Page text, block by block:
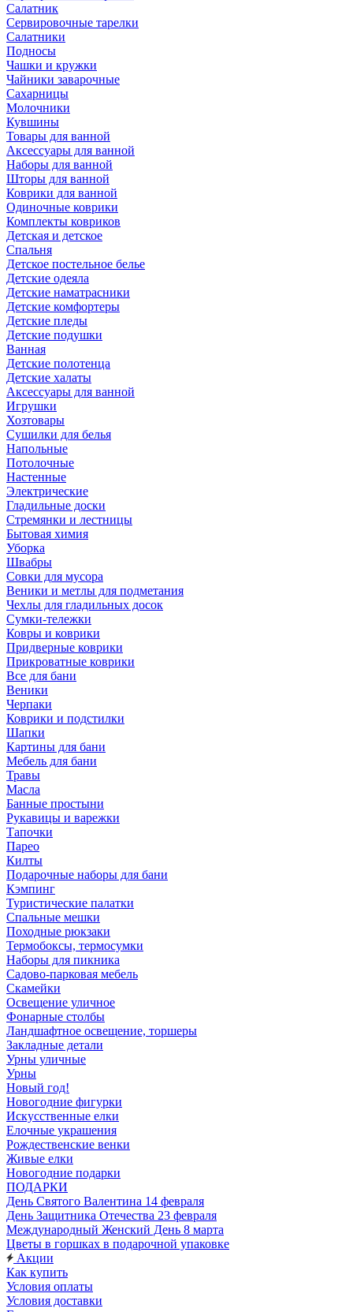
Салатник
Сервировочные тарелки
Салатники
Подносы
Чашки и кружки
Чайники заварочные
Сахарницы
Молочники
Кувшины
Товары для ванной
Аксессуары для ванной
Наборы для ванной
Шторы для ванной
Коврики для ванной
Одиночные коврики
Комплекты ковриков
Детская и детское
Спальня
Детское постельное белье
Детские одеяла
Детские наматрасники
Детские комфортеры
Детские пледы
Детские подушки
Ванная
Детские полотенца
Детские халаты
Аксессуары для ванной
Игрушки
Хозтовары
Сушилки для белья
Напольные
Потолочные
Настенные
Электрические
Гладильные доски
Стремянки и лестницы
Бытовая химия
Уборка
Швабры
Совки для мусора
Веники и метлы для подметания
Чехлы для гладильных досок
Сумки-тележки
Ковры и коврики
Придверные коврики
Прикроватные коврики
Все для бани
Веники
Черпаки
Коврики и подстилки
Шапки
Картины для бани
Мебель для бани
Травы
Масла
Банные простыни
Рукавицы и варежки
Тапочки
Парео
Килты
Подарочные наборы для бани
Кэмпинг
Туристические палатки
Спальные мешки
Походные рюкзаки
Термобоксы, термосумки
Наборы для пикника
Садово-парковая мебель
Скамейки
Освещение уличное
Фонарные столбы
Ландшафтное освещение, торшеры
Закладные детали
Урны уличные
Урны
Новый год!
Новогодние фигурки
Искусственные елки
Елочные украшения
Рождественские венки
Живые елки
Новогодние подарки
ПОДАРКИ
День Святого Валентина 14 февраля
День Защитника Отечества 23 февраля
Международный Женский День 8 марта
Цветы в горшках в подарочной упаковке
Акции
Как купить
Условия оплаты
Условия доставки